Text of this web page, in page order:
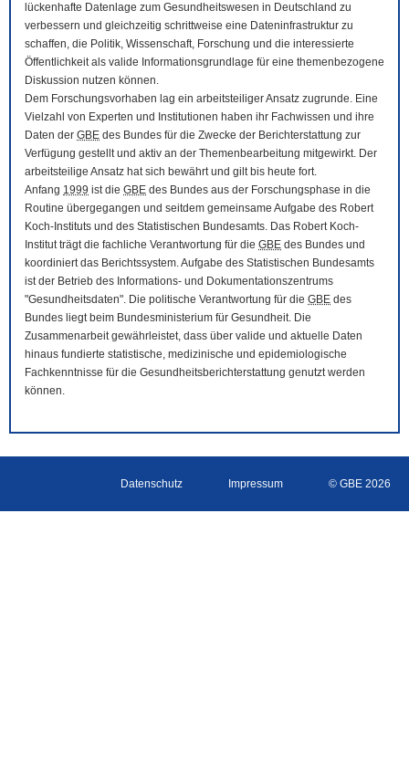
lückenhafte Datenlage zum Gesundheitswesen in Deutschland zu
verbessern und gleichzeitig schrittweise eine Dateninfrastruktur zu
schaffen, die Politik, Wissenschaft, Forschung und die interessierte
Öffentlichkeit als valide Informationsgrundlage für eine themenbezogene
Diskussion nutzen können.
Dem Forschungsvorhaben lag ein arbeitsteiliger Ansatz zugrunde. Eine
Vielzahl von Experten und Institutionen haben ihr Fachwissen und ihre
Daten der GBE des Bundes für die Zwecke der Berichterstattung zur
Verfügung gestellt und aktiv an der Themenbearbeitung mitgewirkt. Der
arbeitsteilige Ansatz hat sich bewährt und gilt bis heute fort.
Anfang 1999 ist die GBE des Bundes aus der Forschungsphase in die
Routine übergegangen und seitdem gemeinsame Aufgabe des Robert
Koch-Instituts und des Statistischen Bundesamts. Das Robert Koch-
Institut trägt die fachliche Verantwortung für die GBE des Bundes und
koordiniert das Berichtssystem. Aufgabe des Statistischen Bundesamts
ist der Betrieb des Informations- und Dokumentationszentrums
"Gesundheitsdaten". Die politische Verantwortung für die GBE des
Bundes liegt beim Bundesministerium für Gesundheit. Die
Zusammenarbeit gewährleistet, dass über valide und aktuelle Daten
hinaus fundierte statistische, medizinische und epidemiologische
Fachkenntnisse für die Gesundheitsberichterstattung genutzt werden
können.
Datenschutz Impressum © GBE 2026